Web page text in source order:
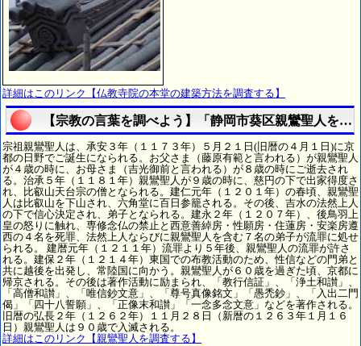
詳細はこのリンク【仏教寺院の本堂の建築方法を調査する】
【宗教の言葉を調べよう】「静岡市葵区親鸞聖人を調
宗祖親鸞聖人は、承安３年（１１７３年）５月２１日(旧暦の４月１日)に京
都の日野でご誕生になられる。お父さま（藤原有範と言われる）が親鸞聖人
が４歳の時に、お母さま（吉光御前と言われる）が８歳の時にご逝去され
る。治承５年（１１８１年）親鸞聖人が９歳の時に、慈円の下で出家得度さ
れ、比叡山天台宗の僧となられる。建仁元年（１２０１年）の春頃、親鸞聖
人は比叡山を下山され、六角堂に百日参籠される。その後、吉水の法然上人
の下で信心決定され、弟子となられる。建永２年（１２０７年）、後鳥羽上
皇の怒りに触れ、専修念仏の禁止と西意善綽房・性願房・住蓮房・安楽房遵
西の４名を死罪、法然上人ならびに親鸞聖人を含む７名の弟子が流罪に処せ
られる。 建暦元年（１２１１年）流罪より５年後、親鸞聖人の流罪が許さ
れる。建保２年（１２１４年）東国での布教活動のため、性信などの門弟と
共に越後を出発し、常陸国に向かう。親鸞聖人が６０歳を過ぎた頃、京都に
帰京される。その後は著作活動に励まられ、「教行信証」、「浄土和讃」、
「高僧和讃」、「唯信鈔文意」、「尊号真像銘文」「愚禿鈔」、「入出二門
偈」「四十八誓願」、「正像末和讃」「一念多念文意」などを著作される。
旧暦の弘長２年（１２６２年）１１月２８日（新暦の１２６３年１月１６
日）親鸞聖人は９０歳で入滅される。
詳細はこのリンク【親鸞聖人を調査する】